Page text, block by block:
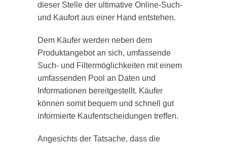
dieser Stelle der ultimative Online-Such-
und Kaufort aus einer Hand entstehen.
Dem Käufer werden neben dem
Produktangebot an sich, umfassende
Such- und Filtermöglichkeiten mit einem
umfassenden Pool an Daten und
Informationen bereitgestellt. Käufer
können somit bequem und schnell gut
informierte Kaufentscheidungen treffen.
Angesichts der Tatsache, dass die